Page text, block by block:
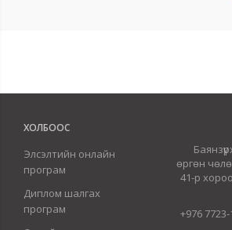
ХОЛБООС
Элсэлтийн онлайн
програм
Диплом шалгах
програм
өргөн
41-р
+976